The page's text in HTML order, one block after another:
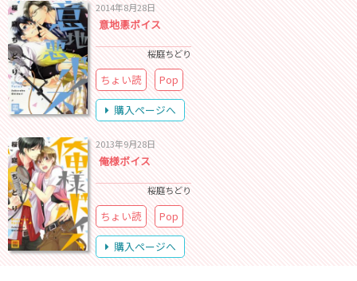
2014年8月28日
意地悪ボイス
桜庭ちどり
ちょい読
Pop
購入ページへ
2013年9月28日
俺様ボイス
桜庭ちどり
ちょい読
Pop
購入ページへ